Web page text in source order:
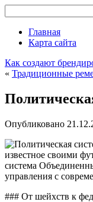
Главная
Карта сайта
Как создают
« Традиционные
Опубликовано
известное своими
система
управления с
### От шейхств к